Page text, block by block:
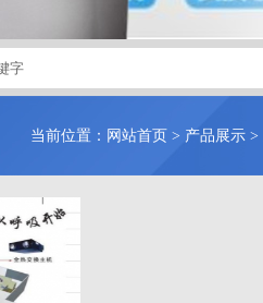
当前位置： 网站首页 > 产品展示 >